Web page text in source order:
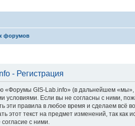
форумов
- Регистрация
«Форумы GIS-Lab.info» (в дальнейшем
условиями. Если вы не согласны с ними,
эти правила в любое время и сделаем
этот текст на предмет изменений, так
с ними.